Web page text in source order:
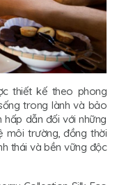
thiết kế theo phong
trong lành và bảo
dẫn đối với những
môi trường, đồng thời
thái và bền vững độc